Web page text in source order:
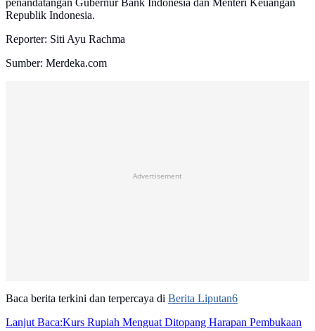
Republik Indonesia.
Reporter: Siti Ayu Rachma
Sumber: Merdeka.com
Advertisement
Baca berita terkini dan terpercaya di Berita Liputan6
Lanjut Baca:Kurs Rupiah Menguat Ditopang Harapan Pembukaan